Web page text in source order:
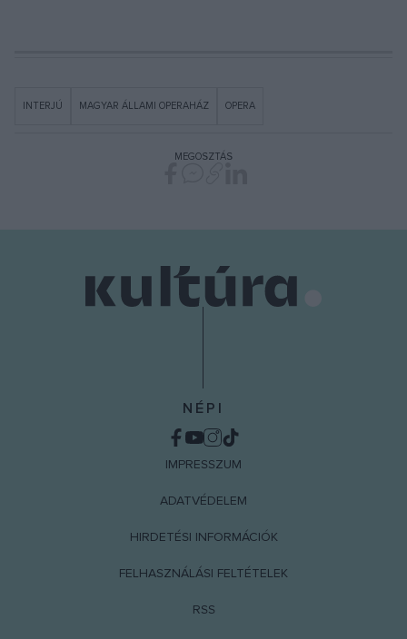
INTERJÚ MAGYAR ÁLLAMI OPERAHÁZ OPERA
MEGOSZTÁS
NÉPI
IMPRESSZUM
ADATVÉDELEM
HIRDETÉSI INFORMÁCIÓK
FELHASZNÁLÁSI FELTÉTELEK
RSS